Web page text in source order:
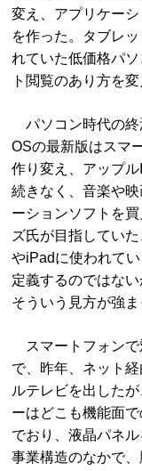
変え、アプリケー
を作った。タブレ
れていた低価格パ
ト閲覧のあり方を
パソコン時代の終
OSの最新版はスマ
作り変え、アップ
続きなく、音楽や
ーションソフトを
ズ氏が目指してい
やiPadに使われて
定義するのではな
そういう見方が強ま
スマートフォンで
で、昨年、ネット
ルテレビを出した
ーはどこも機能面
でおり、液晶パネ
事業構造のなかで